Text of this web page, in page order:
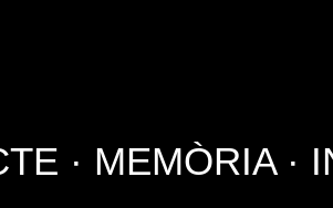
· MEMÒRIA ·